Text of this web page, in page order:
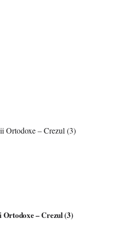
Ortodoxe – Crezul (3)